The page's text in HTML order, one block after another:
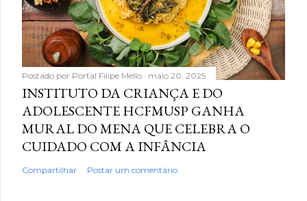
Postado por Portal Filipe Mello maio 20, 2025
INSTITUTO DA CRIANÇA E DO
ADOLESCENTE HCFMUSP GANHA
MURAL DO MENA QUE CELEBRA O
CUIDADO COM A INFÂNCIA
Compartilhar Postar um comentário